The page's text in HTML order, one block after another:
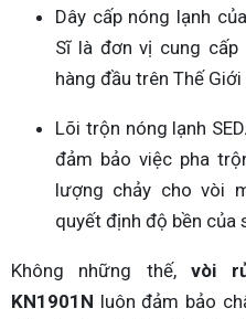
Dây cấp nóng lạnh
Sĩ là đơn vị cung
hàng đầu trên Thế Giới
Lõi trộn nóng lạnh
đảm bảo việc pha
lượng chảy cho vòi
quyết định độ bền của
Không những thế,vòi
KN1901N luôn đảm bảo